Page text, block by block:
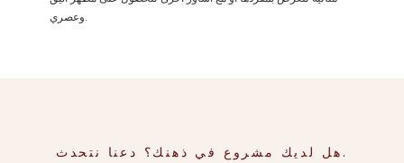
وعصري.
هل لديك مشروع في ذهنك؟ دعنا نتحدث.